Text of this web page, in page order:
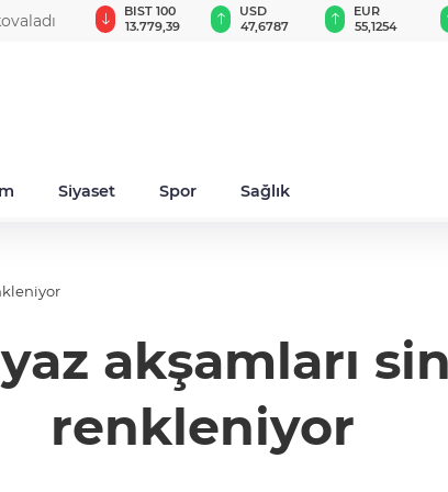
GAU/TRY
6.660,55
BIST 100
13.779,39
USD
47,6787
EUR
55,1254
Siyaset Spor Sağlık
akşamları
renkleniyor